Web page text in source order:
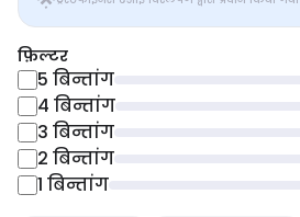
फ़िल्टर
5 बिन्तांग
4 बिन्तांग
3 बिन्तांग
2 बिन्तांग
1 बिन्तांग